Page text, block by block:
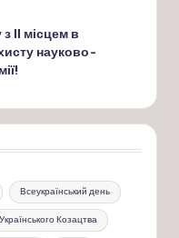
ІІ місцем в
науково-
Всеукраїнський день
Козацтва